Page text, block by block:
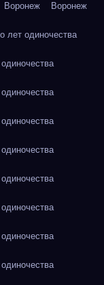
Воронеж Воронеж
лет одиночества